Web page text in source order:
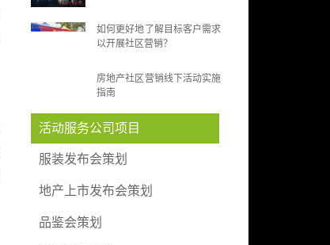
如何更好地了解目标客户需求
以开展社区营销？
房地产社区营销线下活动实施
指南
活动服务公司项目
服装发布会策划
地产上市发布会策划
品鉴会策划